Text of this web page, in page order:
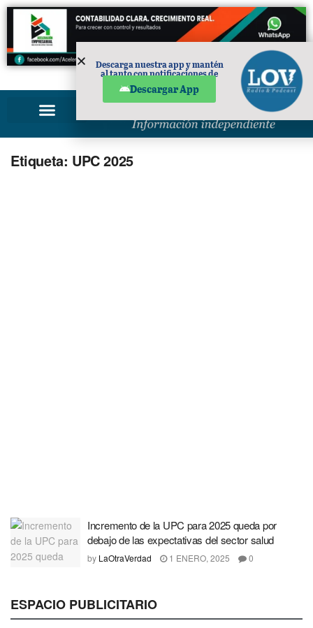
PUBLICIDAD
Etiqueta: UPC 2025
Incremento de la UPC para 2025 queda por
debajo de las expectativas del sector salud
by LaOtraVerdad 1 ENERO, 2025 0
ESPACIO PUBLICITARIO
Descarga nuestra app y mantén
al tanto con notificaciones de
Descargar App